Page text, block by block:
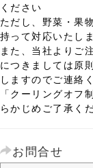
ください
ただし、野菜・果
持って対応いたし
また、当社よりご
につきましては原
しますのでご連絡
「クーリングオフ
らかじめご了承く
お問合せ